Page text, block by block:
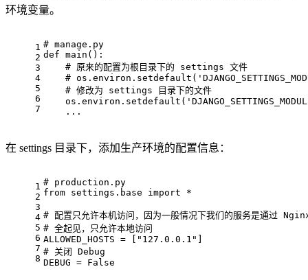
环境变量。
1
2
3
4
5
6
7
# manage.py
def main ():
# 原来的配置为根目录下的 settings 文件
#
# 修改为 settings 目录下的文件
    os.environ.setdefault(
    ...
在 settings 目录下，添加生产环境的配置信息：
1
2
3
4
5
6
7
8
# production.py
from settings.base import *
# 配置只允许本机访问，因为一般情况下我们的服务是通过
# 全起见，只允许本地访问
ALLOWED_HOSTS = [
"127.0.0.1"
# 关闭 Debug
DEBUG = False